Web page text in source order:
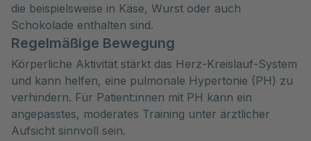
die beispielsweise in Käse, Wurst oder auch
Schokolade enthalten sind.
Regelmäßige Bewegung
Körperliche Aktivität stärkt das Herz-Kreislauf-System
und kann helfen, eine pulmonale Hypertonie (PH) zu
verhindern. Für Patient:innen mit PH kann ein
angepasstes, moderates Training unter ärztlicher
Aufsicht sinnvoll sein.